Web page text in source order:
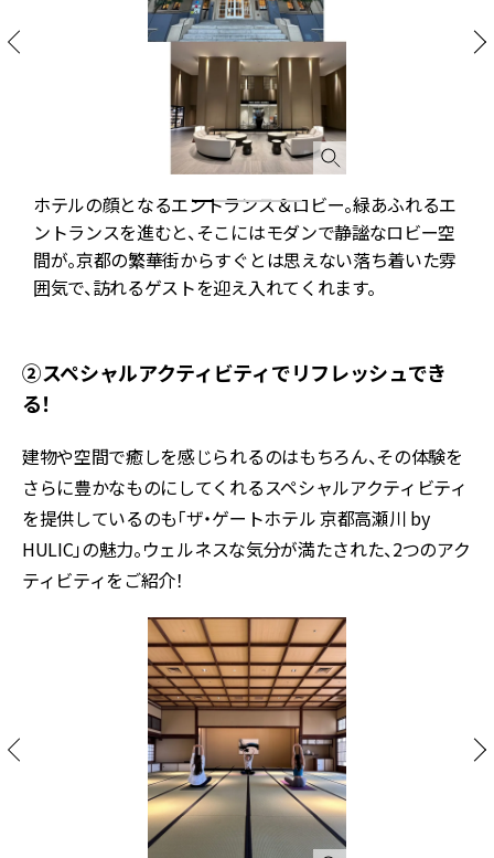
ホテルの顔となるエントランス＆ロビー。緑あふれるエ
ントランスを進むと、そこにはモダンで静謐なロビー空
間が。京都の繁華街からすぐとは思えない落ち着いた雰
囲気で、訪れるゲストを迎え入れてくれます。
②スペシャルアクティビティでリフレッシュでき
る！
建物や空間で癒しを感じられるのはもちろん、その体験を
さらに豊かなものにしてくれるスペシャルアクティビティ
を提供しているのも「ザ・ゲートホテル 京都高瀬川 by
HULIC」の魅力。ウェルネスな気分が満たされた、2つのアク
ティビティをご紹介！